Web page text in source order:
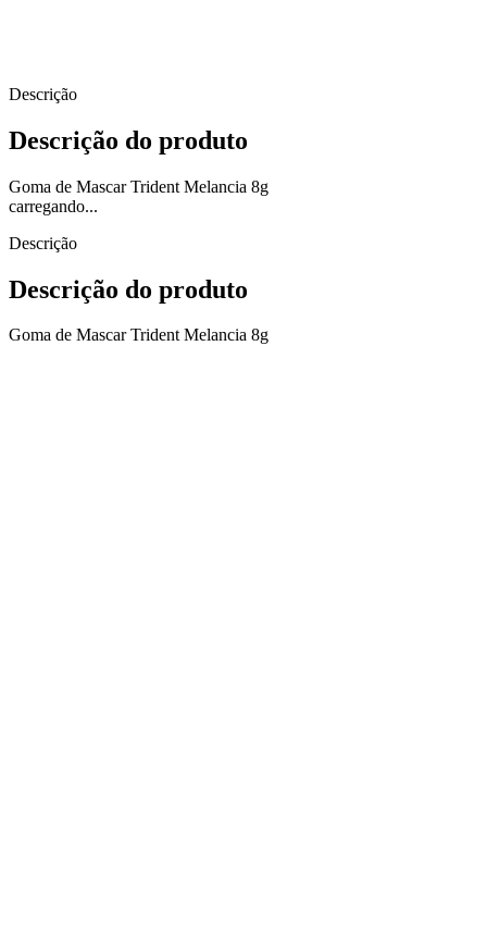
Descrição
Descrição do produto
Goma de Mascar Trident Melancia 8g
carregando...
Descrição
Descrição do produto
Goma de Mascar Trident Melancia 8g